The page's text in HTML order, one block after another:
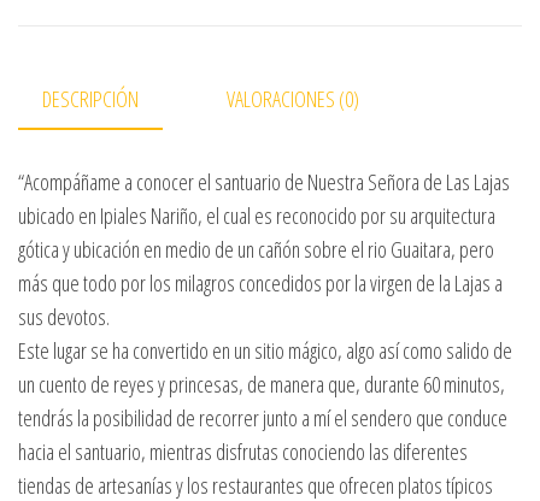
DESCRIPCIÓN VALORACIONES (0)
“Acompáñame a conocer el santuario de Nuestra Señora de Las Lajas
ubicado en Ipiales Nariño, el cual es reconocido por su arquitectura
gótica y ubicación en medio de un cañón sobre el rio Guaitara, pero
más que todo por los milagros concedidos por la virgen de la Lajas a
sus devotos.
Este lugar se ha convertido en un sitio mágico, algo así como salido de
un cuento de reyes y princesas, de manera que, durante 60 minutos,
tendrás la posibilidad de recorrer junto a mí el sendero que conduce
hacia el santuario, mientras disfrutas conociendo las diferentes
tiendas de artesanías y los restaurantes que ofrecen platos típicos